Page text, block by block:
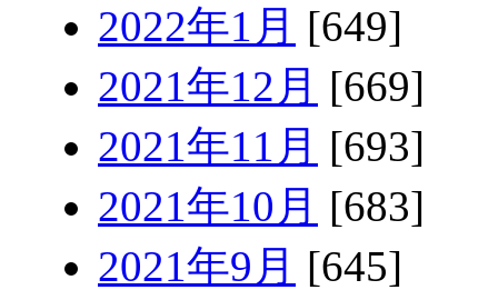
2022年1月 [649]
2021年12月 [669]
2021年11月 [693]
2021年10月 [683]
2021年9月 [645]